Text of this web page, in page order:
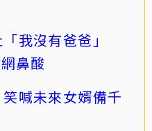
「我沒有爸爸」
鼻酸
喊未來女婿備千